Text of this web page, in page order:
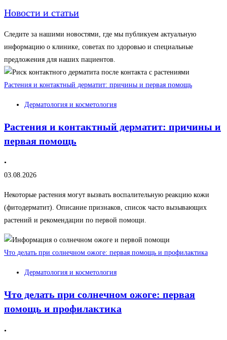
Новости и статьи
Следите за нашими новостями, где мы публикуем актуальную
информацию о клинике, советах по здоровью и специальные
предложения для наших пациентов.
Растения и контактный дерматит: причины и первая помощь
Дерматология и косметология
Растения и контактный дерматит: причины и
первая помощь
•
03.08.2026
Некоторые растения могут вызвать воспалительную реакцию кожи
(фитодерматит). Описание признаков, список часто вызывающих
растений и рекомендации по первой помощи.
Что делать при солнечном ожоге: первая помощь и профилактика
Дерматология и косметология
Что делать при солнечном ожоге: первая
помощь и профилактика
•